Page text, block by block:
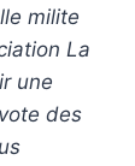
milite
La
une
des